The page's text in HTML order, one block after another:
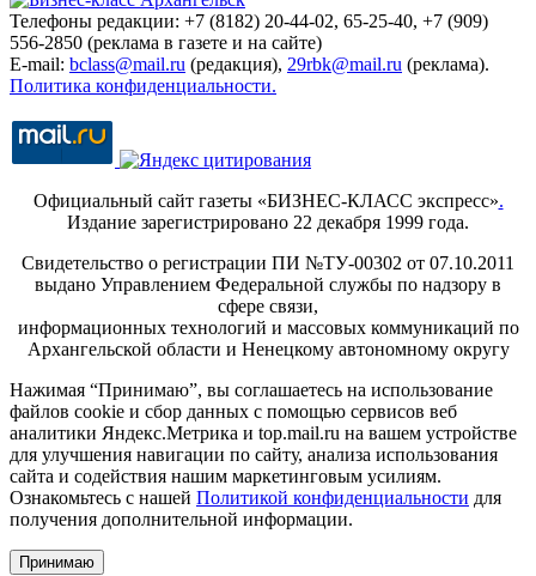
Телефоны редакции: +7 (8182) 20-44-02, 65-25-40, +7 (909)
556-2850 (реклама в газете и на сайте)
E-mail: bclass@mail.ru (редакция), 29rbk@mail.ru (реклама).
Политика конфиденциальности.
Официальный сайт газеты «БИЗНЕС-КЛАСС экспресс».
Издание зарегистрировано 22 декабря 1999 года.
Свидетельство о регистрации ПИ №ТУ-00302 от 07.10.2011
выдано Управлением Федеральной службы по надзору в
сфере связи,
информационных технологий и массовых коммуникаций по
Архангельской области и Ненецкому автономному округу
Нажимая “Принимаю”, вы соглашаетесь на использование
файлов cookie и сбор данных с помощью сервисов веб
аналитики Яндекс.Метрика и top.mail.ru на вашем устройстве
для улучшения навигации по сайту, анализа использования
сайта и содействия нашим маркетинговым усилиям.
Ознакомьтесь с нашей Политикой конфиденциальности для
получения дополнительной информации.
Принимаю